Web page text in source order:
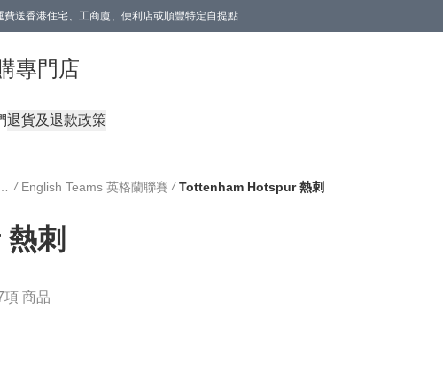
送香港住宅、工商廈、便利店或順豐特定自提點
專門店
退貨及退款政策
/ English Teams 英格蘭聯賽 / Tottenham Hotspur 熱刺
刺
項 商品